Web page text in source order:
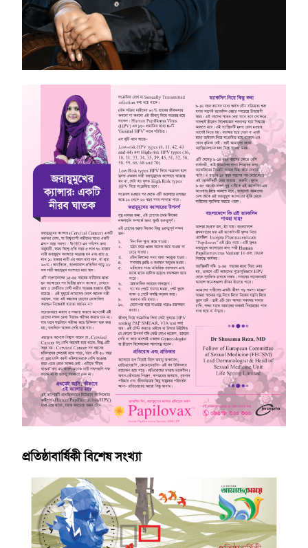
প্রতিষ্ঠাবার্ষিকী বিশেষ সংখ্যা